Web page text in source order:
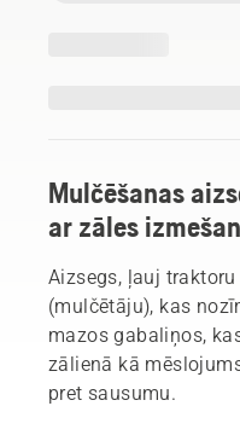
Mulčēšanas
ar zāles
Aizsegs, ļauj
(mulčētāju), kas
mazos gabaliņos,
zālienā kā
pret sausumu.